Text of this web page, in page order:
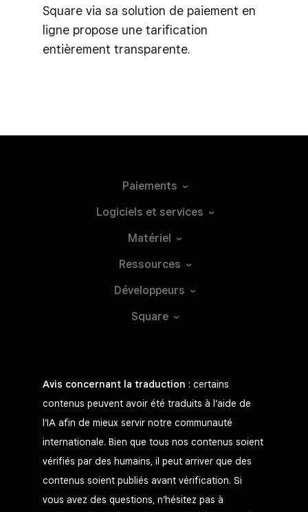
Square via sa solution de paiement en
ligne propose une tarification
entièrement transparente.
Paiements
Logiciels et services
Matériel
Ressources
Développeurs
Square
Avis concernant la traduction : certains
contenus peuvent avoir été traduits à l’aide de
l’IA afin de mieux servir notre communauté
internationale. Bien que tous nos contenus soient
vérifiés par des humains, il peut arriver que des
contenus soient publiés avant vérification. Si
vous avez des questions, n’hésitez pas à